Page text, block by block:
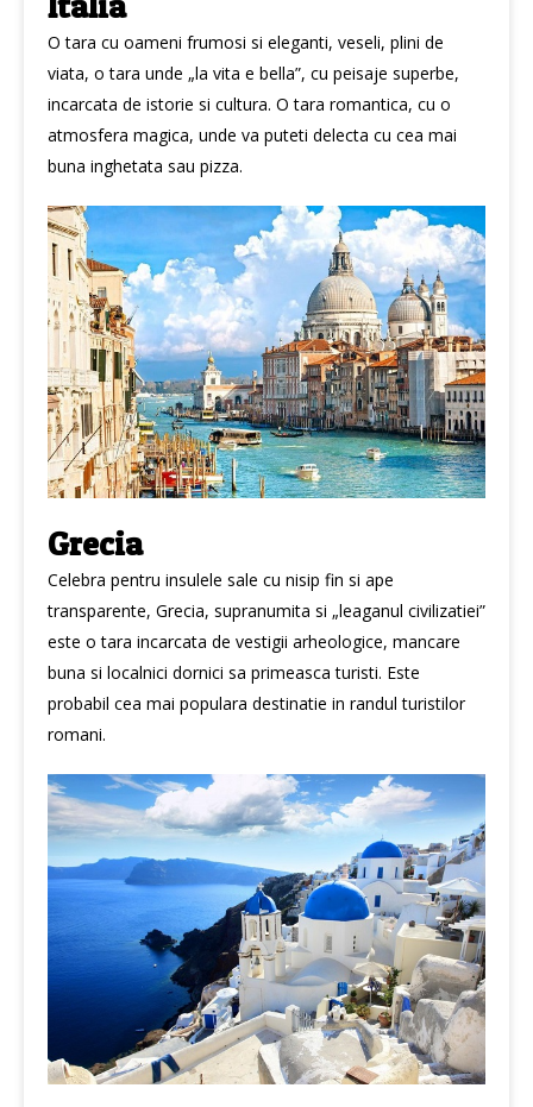
O tara cu oameni frumosi si eleganti, veseli, plini de
viata, o tara unde „la vita e bella”, cu peisaje superbe,
incarcata de istorie si cultura. O tara romantica, cu o
atmosfera magica, unde va puteti delecta cu cea mai
buna inghetata sau pizza.
Grecia
Celebra pentru insulele sale cu nisip fin si ape
transparente, Grecia, supranumita si „leaganul civilizatiei”
este o tara incarcata de vestigii arheologice, mancare
buna si localnici dornici sa primeasca turisti. Este
probabil cea mai populara destinatie in randul turistilor
romani.